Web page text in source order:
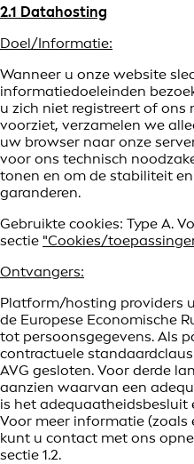
2.1 Datahosting
Doel/Informatie:
Wanneer u onze website
informatiedoeleinden
u zich niet registreert of
voorziet, verzamelen we
uw browser naar onze
voor ons technisch
tonen en om de stabiliteit
garanderen.
Gebruikte cookies: Type A.
sectie "Cookies/
Ontvangers:
Platform/hosting providers
de Europese Economische
tot persoonsgegevens. Als
contractuele
AVG gesloten. Voor derde
aanzien waarvan een
is het adequaatheidsbesluit
Voor meer informatie (zoals
kunt u contact met ons
sectie 1.2.